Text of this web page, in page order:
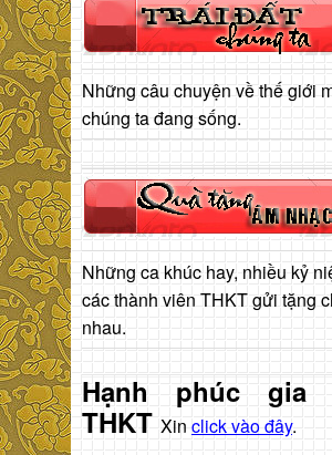
Những câu chuyện về thế giới
chúng ta đang sống.
Những ca khúc hay, nhiều kỷ
các thành viên THKT gửi tặng
nhau.
Hạnh phúc gia
THKT Xin click vào đây.